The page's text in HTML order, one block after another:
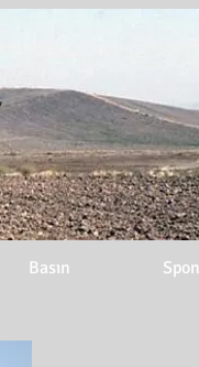
Basın